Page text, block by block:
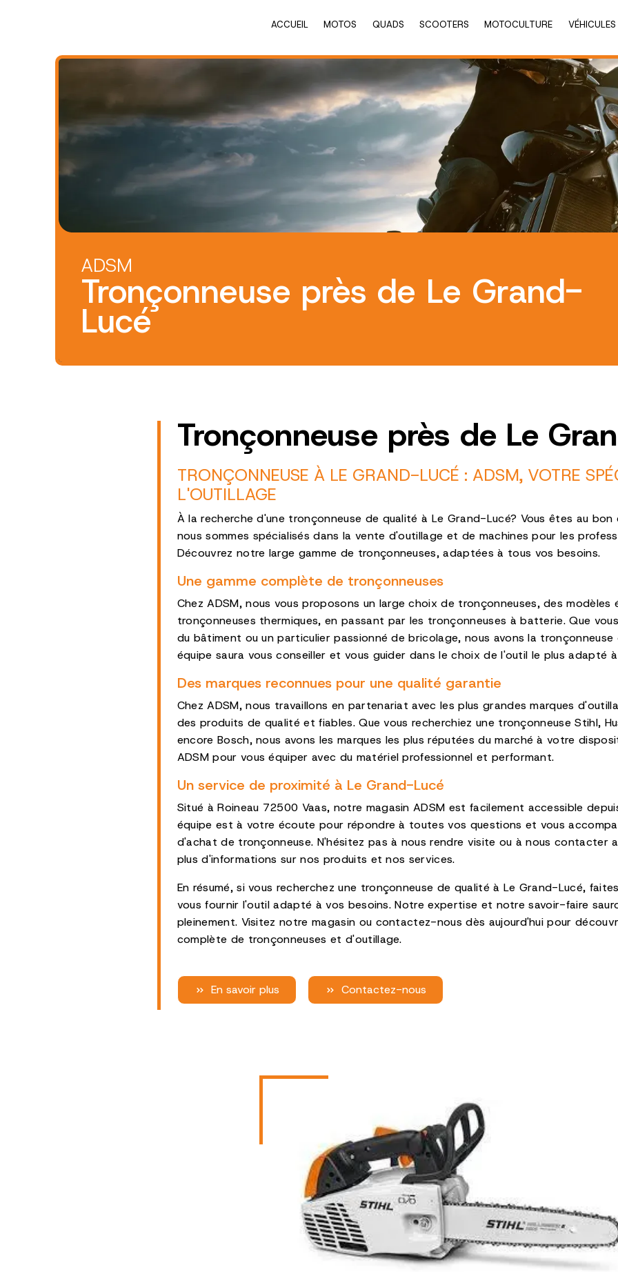
ACCUEIL MOTOS QUADS SCOOTERS MOTOCULTURE
Tronçonneuse près de Le Grand-
Lucé
ADSM
Tronçonneuse près de Le
TRONÇONNEUSE À LE GRAND-LUCÉ : ADSM, VOTRE
L'OUTILLAGE
À la recherche d'une tronçonneuse de qualité à Le Grand-Lucé? Vous êtes au bon
nous sommes spécialisés dans la vente d'outillage et de machines pour les
Découvrez notre large gamme de tronçonneuses, adaptées à tous vos besoins.
Une gamme complète de tronçonneuses
Chez ADSM, nous vous proposons un large choix de tronçonneuses, des modèles
tronçonneuses thermiques, en passant par les tronçonneuses à batterie. Que
du bâtiment ou un particulier passionné de bricolage, nous avons la tronçonneuse
équipe saura vous conseiller et vous guider dans le choix de l'outil le plus adapté
Des marques reconnues pour une qualité garantie
Chez ADSM, nous travaillons en partenariat avec les plus grandes marques
des produits de qualité et fiables. Que vous recherchiez une tronçonneuse Stihl,
encore Bosch, nous avons les marques les plus réputées du marché à votre
ADSM pour vous équiper avec du matériel professionnel et performant.
Un service de proximité à Le Grand-Lucé
Situé à Roineau 72500 Vaas, notre magasin ADSM est facilement accessible
équipe est à votre écoute pour répondre à toutes vos questions et vous
d'achat de tronçonneuse. N'hésitez pas à nous rendre visite ou à nous contacter
plus d'informations sur nos produits et nos services.
En résumé, si vous recherchez une tronçonneuse de qualité à Le Grand-Lucé,
vous fournir l'outil adapté à vos besoins. Notre expertise et notre savoir-faire
pleinement. Visitez notre magasin ou contactez-nous dès aujourd'hui pour
complète de tronçonneuses et d'outillage.
En savoir plus Contactez-nous